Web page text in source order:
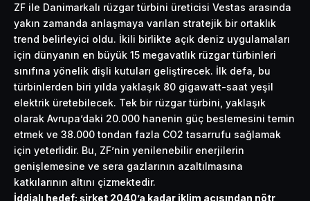
ZF ile Danimarkalı rüzgar türbini üreticisi Vestas arasında
yakın zamanda anlaşmaya varılan stratejik bir ortaklık
trend belirleyici oldu. İkili birlikte açık deniz uygulamaları
için dünyanın en büyük 15 megavatlık rüzgar türbinleri
sınıfına yönelik dişli kutuları geliştirecek. İlk defa, bu
türbinlerden biri yılda yaklaşık 80 gigawatt-saat yeşil
elektrik üretebilecek. Tek bir rüzgar türbini, yaklaşık
olarak Avrupa’daki 20.000 hanenin güç beslemesini temin
etmek ve 38.000 tondan fazla CO2 tasarrufu sağlamak
için yeterlidir. Bu, ZF’nin yenilenebilir enerjilerin
genişlemesine ve sera gazlarının azaltılmasına
katkılarının altını çizmektedir.
İddialı hedef: şirket 2040’a kadar iklim açısından nötr